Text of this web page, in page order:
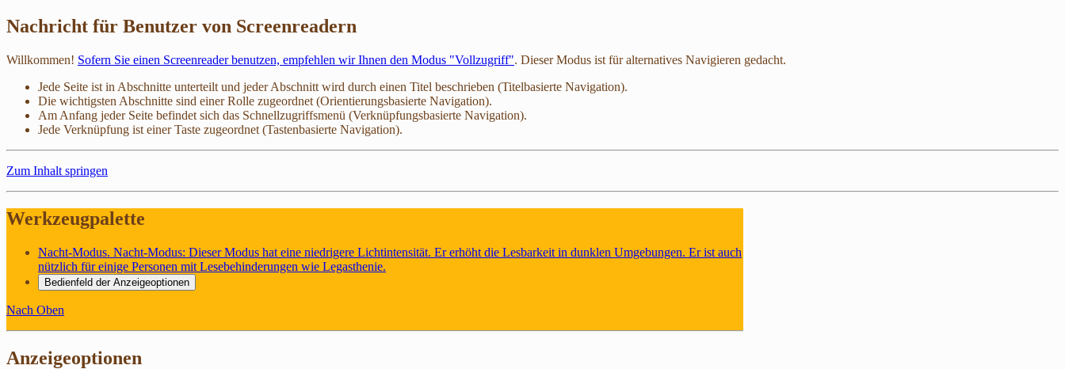
Nachricht für Benutzer von Screenreadern
Willkommen! Sofern Sie einen Screenreader benutzen, empfehlen wir Ihnen den Modus "Vollzugriff". Dieser Modus ist für alternatives Navigieren gedacht.
Jede Seite ist in Abschnitte unterteilt und jeder Abschnitt wird durch einen Titel beschrieben (Titelbasierte Navigation).
Die wichtigsten Abschnitte sind einer Rolle zugeordnet (Orientierungsbasierte Navigation).
Am Anfang jeder Seite befindet sich das Schnellzugriffsmenü (Verknüpfungsbasierte Navigation).
Jede Verknüpfung ist einer Taste zugeordnet (Tastenbasierte Navigation).
Zum Inhalt springen
Werkzeugpalette
Nacht-Modus. Nacht-Modus: Dieser Modus hat eine niedrigere Lichtintensität. Er erhöht die Lesbarkeit in dunklen Umgebungen. Er ist auch
nützlich für einige Personen mit Lesebehinderungen wie Legasthenie.
Bedienfeld der Anzeigeoptionen
Nach Oben
Anzeigeoptionen